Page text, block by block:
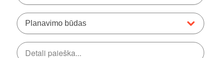
Planavimo būdas